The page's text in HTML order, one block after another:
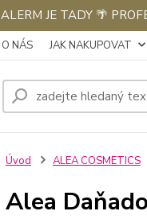
JE TADY 🌴
O NÁS JAK NAKUPOVAT
Úvod ALEA COSMETICS
Alea